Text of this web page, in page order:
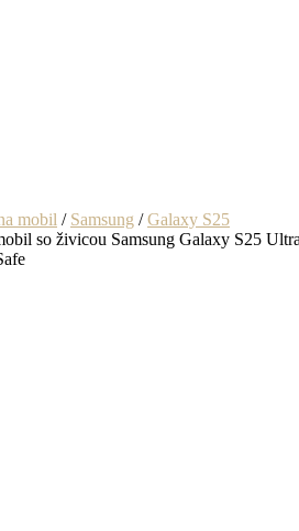
mobil / Samsung /Galaxy S25
so živicou Samsung Galaxy S25